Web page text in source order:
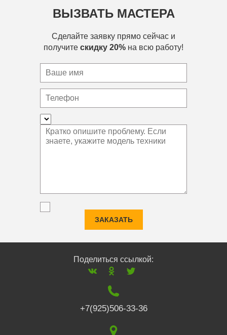
ВЫЗВАТЬ МАСТЕРА
Сделайте заявку прямо сейчас и
получите скидку 20% на всю работу!
ЗАКАЗАТЬ
Поделиться ссылкой:
+7(925)506-33-36